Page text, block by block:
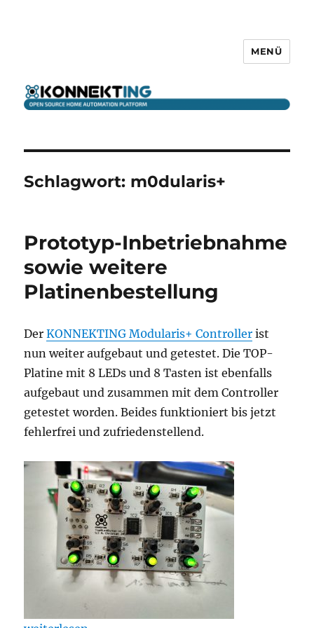
MENÜ
Schlagwort: m0dularis+
Prototyp-Inbetriebnahme
sowie weitere
Platinenbestellung
DerKONNEKTING M0dularis+ Controller ist
nun weiter aufgebaut und getestet. Die TOP-
Platine mit 8 LEDs und 8 Tasten ist ebenfalls
aufgebaut und zusammen mit dem Controller
getestet worden. Beides funktioniert bis jetzt
fehlerfrei und zufriedenstellend.